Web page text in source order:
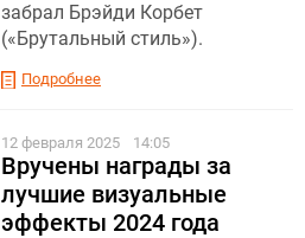
забрал Брэйди Корбет
(«Брутальный стиль»).
Подробнее
12 февраля 2025 14:05
Вручены награды за
лучшие визуальные
эффекты 2024 года